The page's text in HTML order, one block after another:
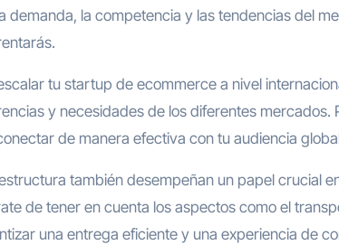
demanda, la competencia y las tendencias del
tu startup de ecommerce a nivel
y necesidades de los diferentes
de manera efectiva con tu audiencia
también desempeñan un papel crucial
de tener en cuenta los aspectos como el
una entrega eficiente y una experiencia de